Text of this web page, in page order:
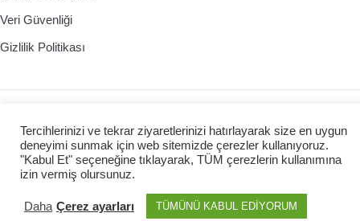
Veri Güvenliği
Gizlilik Politikası
Webdesign by Kennymax Visual Designer
Developed byPragueCoding.cz
Tercihlerinizi ve tekrar ziyaretlerinizi hatırlayarak size en uygun
deneyimi sunmak için web sitemizde çerezler kullanıyoruz.
"Kabul Et" seçeneğine tıklayarak, TÜM çerezlerin kullanımına
izin vermiş olursunuz.
Daha Çerez ayarları TÜMÜNÜ KABUL EDİYORUM